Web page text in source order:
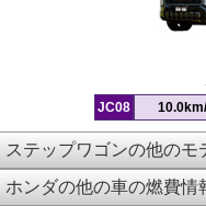
JC08
ステップワゴンの他のモ
ホンダの他の車の燃費情